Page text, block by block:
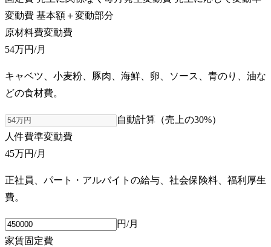
変動費 基本額＋変動部分
原材料費変動費
54万円/月
キャベツ、小麦粉、豚肉、海鮮、卵、ソース、青のり、油な
どの食材費。
自動計算（売上の30%）
人件費準変動費
45万円/月
正社員、パート・アルバイトの給与、社会保険料、福利厚生
費。
円/月
家賃固定費